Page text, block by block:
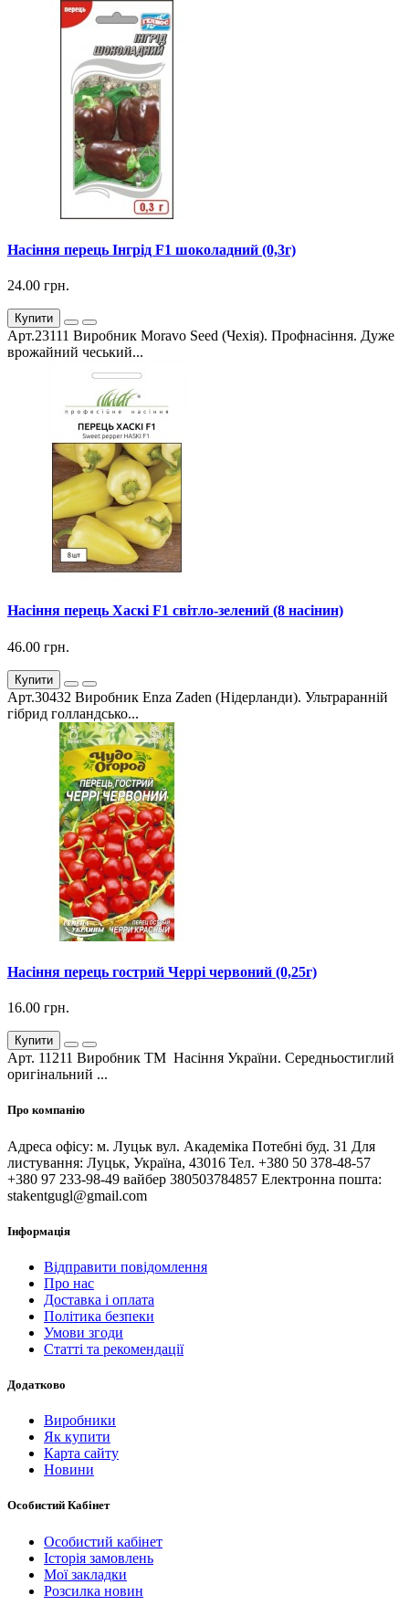
Насіння перець Інгрід F1 шоколадний (0,3г)
24.00 грн.
Купити
Арт.23111 Виробник Moravo Seed (Чехія). Профнасіння. Дуже
врожайний чеський...
Насіння перець Хаскі F1 світло-зелений (8 насінин)
46.00 грн.
Купити
Арт.30432 Виробник Enza Zaden (Нідерланди). Ультраранній
гібрид голландсько...
Насіння перець гострий Черрі червоний (0,25г)
16.00 грн.
Купити
Арт. 11211 Виробник ТМ Насіння України. Середньостиглий
оригінальний ...
Про компанію
Адреса офісу: м. Луцьк вул. Академіка Потебні буд. 31 Для
листування: Луцьк, Україна, 43016 Тел. +380 50 378-48-57
+380 97 233-98-49 вайбер 380503784857 Електронна пошта:
stakentgugl@gmail.com
Інформація
Відправити повідомлення
Про нас
Доставка і оплата
Політика безпеки
Умови згоди
Статті та рекомендації
Додатково
Виробники
Як купити
Карта сайту
Новини
Особистий Кабінет
Особистий кабінет
Історія замовлень
Мої закладки
Розсилка новин